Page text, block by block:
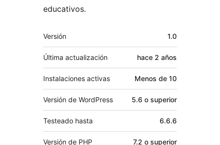
educativos.
Meta
Versión 1.0
Última actualización hace 2 años
Instalaciones activas Menos de 10
Versión de WordPress 5.6 o superior
Testeado hasta 6.6.6
Versión de PHP 7.2 o superior